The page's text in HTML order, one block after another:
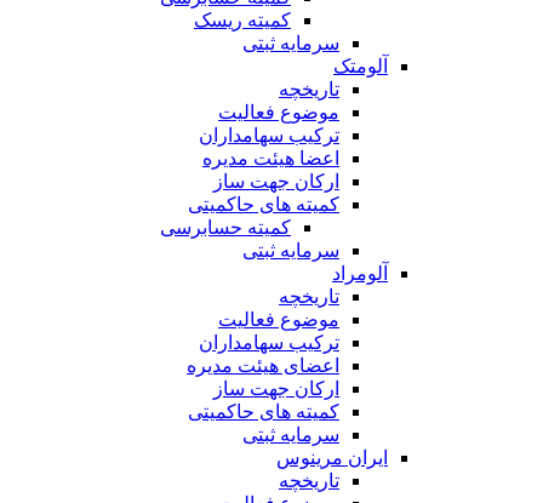
کمیته ریسک
سرمایه ثبتی
آلومتک
تاریخچه
موضوع فعالیت
ترکیب سهامداران
اعضا هیئت مدیره
ارکان جهت ساز
کمیته های حاکمیتی
کمیته حسابرسی
سرمایه ثبتی
آلومراد
تاریخچه
موضوع فعالیت
ترکیب سهامداران
اعضای هیئت مدیره
ارکان جهت ساز
کمیته های حاکمیتی
سرمایه ثبتی
ایران مرینوس
تاریخچه